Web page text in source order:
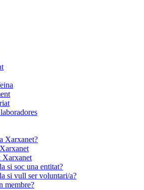
Xarxanet?
Xarxanet
si soc una entitat?
si vull ser voluntari/a?
membre?